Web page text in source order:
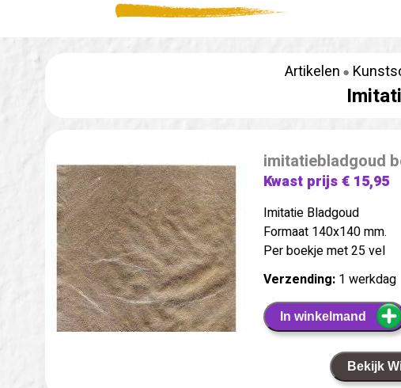
Artikelen
imitatiebladgoud
Kwast prijs € 15,95
Imitatie Bladgoud
Formaat 140x140 mm.
Per boekje met 25 vel
Verzending: 1 werkdag
In winkelmand
Bekijk